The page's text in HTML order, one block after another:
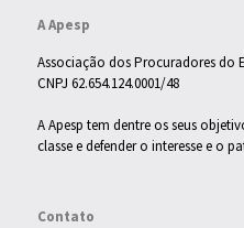
A Apesp
Associação dos Procuradores do
CNPJ 62.654.124.0001/48
A Apesp tem dentre os seus
classe e defender o interesse e o
Contato